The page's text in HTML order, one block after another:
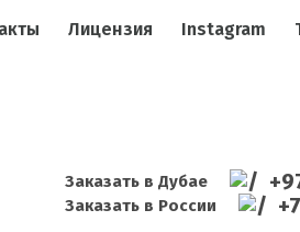
Лицензия Instagram
Заказать в Дубае
Заказать в России